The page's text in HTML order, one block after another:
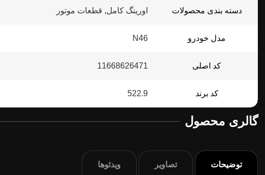
دسته بندی محصولات اورینگ کامل, قطعات موتور
مدل خودرو N46
کد اصلی 11668626471
کد برند 522.9
گالری محصول
توضیحات تصاویر ویدئوها